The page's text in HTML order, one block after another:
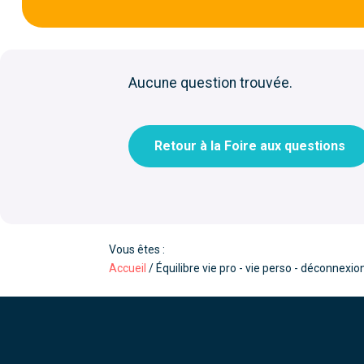
Aucune question trouvée.
Retour à la Foire aux questions
Vous êtes :
Accueil / Équilibre vie pro - vie perso -